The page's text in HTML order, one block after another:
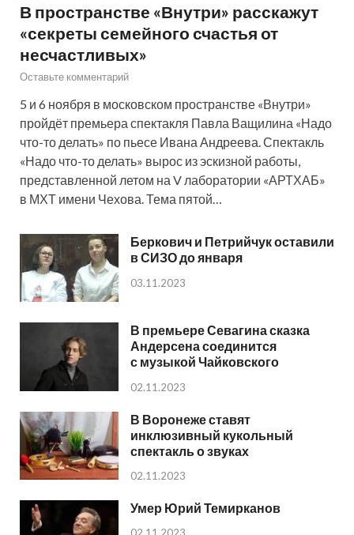
В пространстве «Внутри» расскажут
«секреты семейного счастья от
несчастливых»
Оставьте комментарий
5 и 6 ноября в московском пространстве «Внутри»
пройдёт премьера спектакля Павла Ващилина «Надо
что-то делать» по пьесе Ивана Андреева. Спектакль
«Надо что-то делать» вырос из эскизной работы,
представленной летом на V лаборатории «АРТХАБ»
в МХТ имени Чехова. Тема пятой…
Беркович и Петрийчук оставили
в СИЗО до января
03.11.2023
В премьере Севагина сказка
Андерсена соединится
с музыкой Чайковского
02.11.2023
В Воронеже ставят
инклюзивный кукольный
спектакль о звуках
02.11.2023
Умер Юрий Темирканов